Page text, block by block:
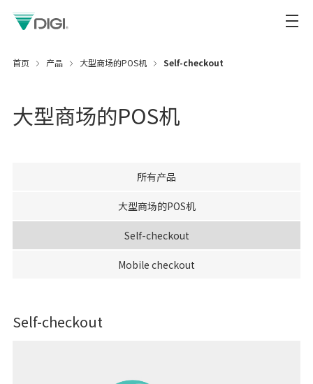
首页 产品 大型商场的POS机 Self-checkout
大型商场的POS机
所有产品
大型商场的POS机
Self-checkout
Mobile checkout
Self-checkout